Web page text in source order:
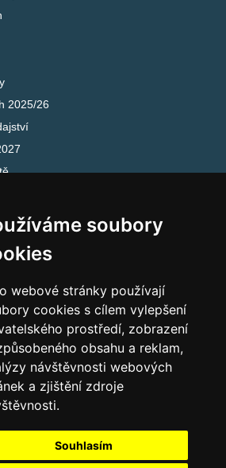
soubory
webové stránky používají
cookies s cílem vylepšení
prostředí, zobrazení
obsahu a reklam,
návštěvnosti webových
a zjištění zdroje
Souhlasím
2025/26